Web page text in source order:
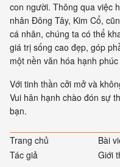
con người. Thông qua việc
nhân Đông Tây, Kim Cổ,
cá nhân, chúng ta có thể
giá trị sống cao đẹp, góp
một nền văn hóa hạnh
Với tinh thần cởi mở và
Vui hân hạnh chào đón sự
bạn.
Trang chủ Bài
Tác giả
Giới